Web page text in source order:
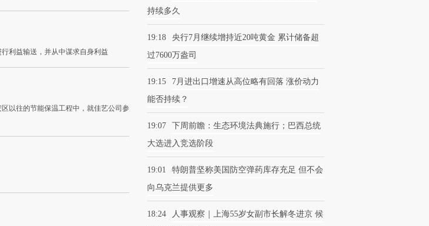
利益输送，并从中谋求自身利益
以往的节能保温工程中，就佳艺公司参
持续多久
19:18
央行7月继续增持近20吨黄金 累计储备超
过7600万盎司
19:15
7月进出口增速从高位略有回落 涨价动力
能否持续？
19:07
下周前瞻：生态环境法典施行；巴西总统
大选进入竞选阶段
19:01
特朗普坚称美国防空弹药库存充足 但不会
向乌克兰提供更多
18:24
人事观察｜上海55岁女副市长解冬进京 候